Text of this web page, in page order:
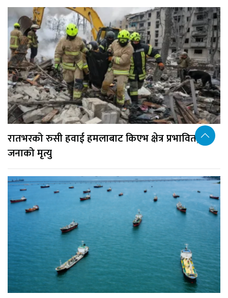
रातभरको रुसी हवाई हमलाबाट किएभ क्षेत्र प्रभावित, १७
जनाको मृत्यु